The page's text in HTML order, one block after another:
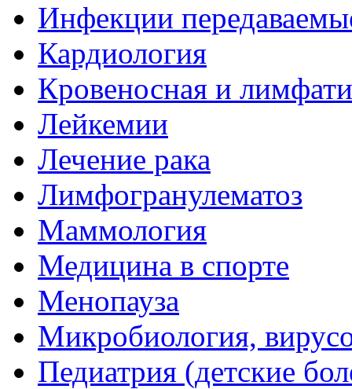
Инфекции
Кардиология
Кровеносная и
Лейкемии
Лечение рака
Лимфогранулематоз
Маммология
Медицина в спорте
Менопауза
Микробиология,
Педиатрия (детские